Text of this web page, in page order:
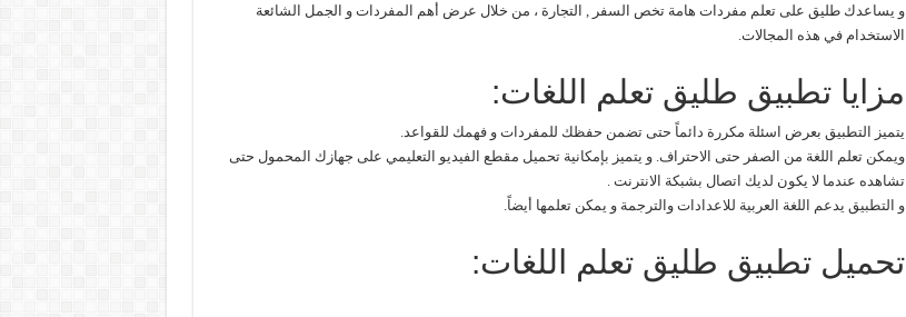
و يساعدك طليق على تعلم مفردات هامة تخص السفر , التجارة ، من خلال عرض أهم المفردات و الجمل الشائعة
الاستخدام في هذه المجالات.
مزايا تطبيق طليق تعلم اللغات:
يتميز التطبيق بعرض اسئلة مكررة دائماً حتى تضمن حفظك للمفردات و فهمك للقواعد.
ويمكن تعلم اللغة من الصفر حتى الاحتراف. و يتميز بإمكانية تحميل مقطع الفيديو التعليمي على جهازك المحمول حتى
تشاهده عندما لا يكون لديك اتصال بشبكة الانترنت .
و التطبيق يدعم اللغة العربية للاعدادات والترجمة و يمكن تعلمها أيضاً.
تحميل تطبيق طليق تعلم اللغات: